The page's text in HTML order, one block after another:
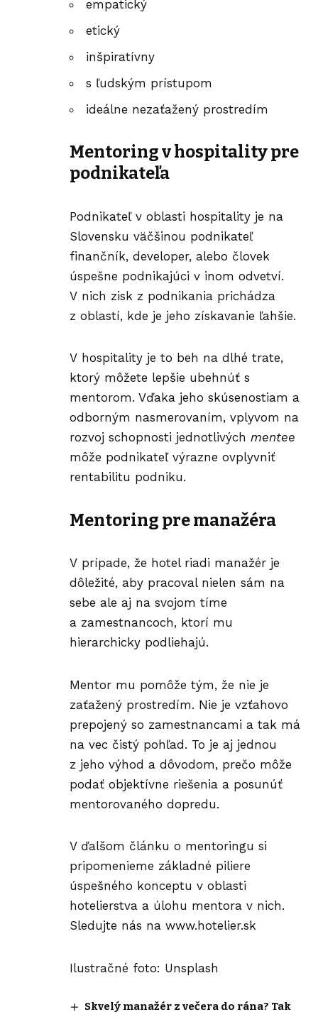
empatický
etický
inšpiratívny
s ľudským prístupom
ideálne nezaťažený prostredím
Mentoring v hospitality pre
podnikateľa
Podnikateľ v oblasti hospitality je na
Slovensku väčšinou podnikateľ
finančník, developer, alebo človek
úspešne podnikajúci v inom odvetví.
V nich zisk z podnikania prichádza
z oblastí, kde je jeho získavanie ľahšie.
V hospitality je to beh na dlhé trate,
ktorý môžete lepšie ubehnúť s
mentorom. Vďaka jeho skúsenostiam a
odborným nasmerovaním, vplyvom na
rozvoj schopnosti jednotlivých mentee
môže podnikateľ výrazne ovplyvniť
rentabilitu podniku.
Mentoring pre manažéra
V prípade, že hotel riadi manažér je
dôležité, aby pracoval nielen sám na
sebe ale aj na svojom tíme
a zamestnancoch, ktorí mu
hierarchicky podliehajú.
Mentor mu pomôže tým, že nie je
zaťažený prostredím. Nie je vzťahovo
prepojený so zamestnancami a tak má
na vec čistý pohľad. To je aj jednou
z jeho výhod a dôvodom, prečo môže
podať objektívne riešenia a posunúť
mentorovaného dopredu.
V ďalšom článku o mentoringu si
pripomenieme základné piliere
úspešného konceptu v oblasti
hotelierstva a úlohu mentora v nich.
Sledujte nás na www.hotelier.sk
Ilustračné foto: Unsplash
Skvelý manažér z večera do rána? Tak